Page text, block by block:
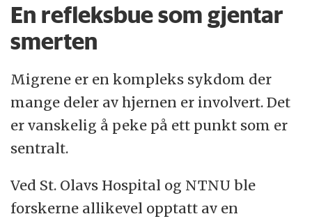
En refleksbue som gjentar
smerten
Migrene er en kompleks sykdom der
mange deler av hjernen er involvert. Det
er vanskelig å peke på ett punkt som er
sentralt.
Ved St. Olavs Hospital og NTNU ble
forskerne allikevel opptatt av en